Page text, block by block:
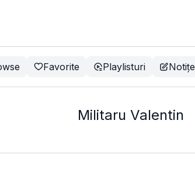
Favorite Playlisturi Notițe
Militaru Valentin